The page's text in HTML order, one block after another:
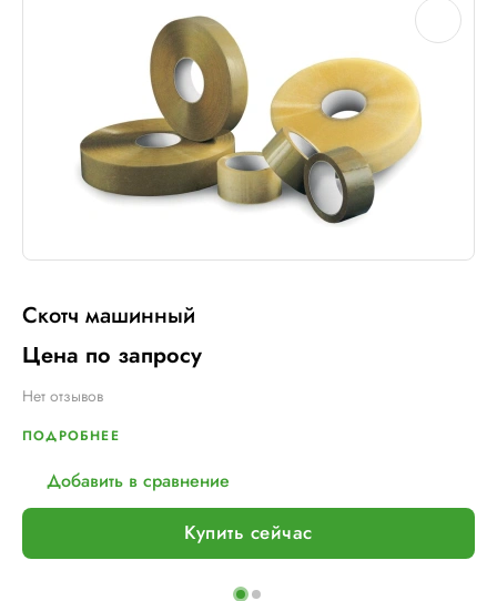
Скотч машинный
Цена по запросу
Нет отзывов
ПОДРОБНЕЕ
Добавить в сравнение
Купить сейчас